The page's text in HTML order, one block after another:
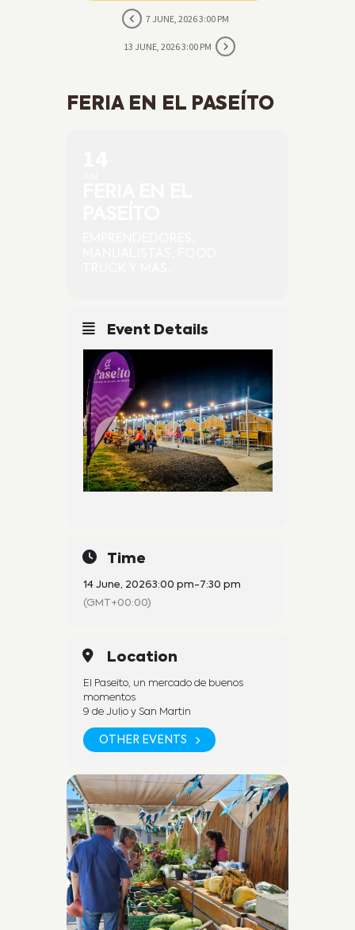
7 JUNE, 2026 3:00 PM
13 JUNE, 2026 3:00 PM
FERIA EN EL PASEÍTO
Event Details
Time
14 June, 20263:00 pm-7:30 pm
(GMT+00:00)
Location
El Paseito, un mercado de buenos
momentos
9 de Julio y San Martin
OTHER EVENTS